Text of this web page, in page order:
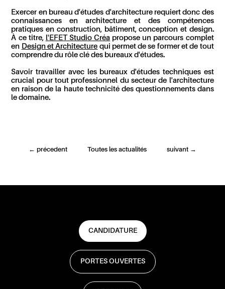
Exercer en bureau d'études d'architecture requiert donc des
connaissances en architecture et des compétences
pratiques en construction, bâtiment, conception et design.
À ce titre, l'EFET Studio Créa propose un parcours complet
en Design et Architecture qui permet de se former et de tout
comprendre du rôle clé des bureaux d'études.
Savoir travailler avec les bureaux d'études techniques est
crucial pour tout professionnel du secteur de l'architecture
en raison de la haute technicité des questionnements dans
le domaine.
← précedent Toutes les actualités suivant →
CANDIDATURE
PORTES OUVERTES